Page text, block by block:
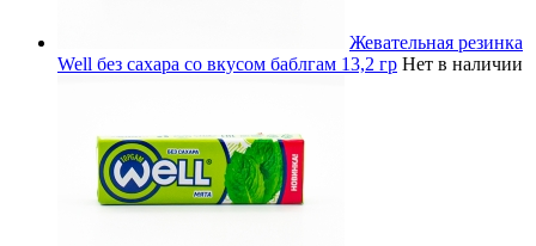
Жевательная резинка
Well без сахара со вкусом баблгам 13,2 гр Нет в наличии